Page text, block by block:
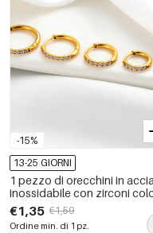
-15%
13-25 GIORNI
1 pezzo di orecchini in
inossidabile con zirconi
oro impermeabili
€1,35 €1,59
Ordine min. di 1 pz.